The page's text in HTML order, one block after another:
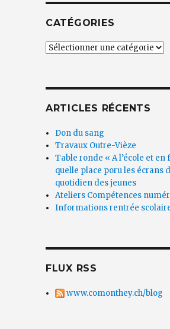
CATÉGORIES
Catégories
ARTICLES RÉCENTS
Don du sang
Travaux Outre-Vièze
Table ronde « A l’école et en
quelle place poru les écrans
quotidien des jeunes
Ateliers Compétences
Informations rentrée
FLUX RSS
www.comonthey.ch/blog